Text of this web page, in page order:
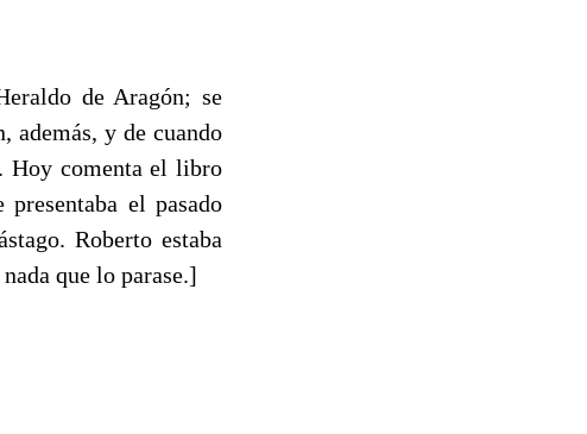
de Aragón; se
además, y de cuando
Hoy comenta el libro
el pasado
Roberto estaba
que lo parase.]